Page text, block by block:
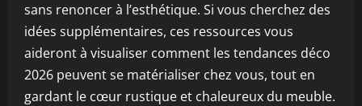
sans renoncer à l’esthétique. Si vous cherchez des
idées supplémentaires, ces ressources vous
aideront à visualiser comment les tendances déco
2026 peuvent se matérialiser chez vous, tout en
gardant le cœur rustique et chaleureux du meuble.